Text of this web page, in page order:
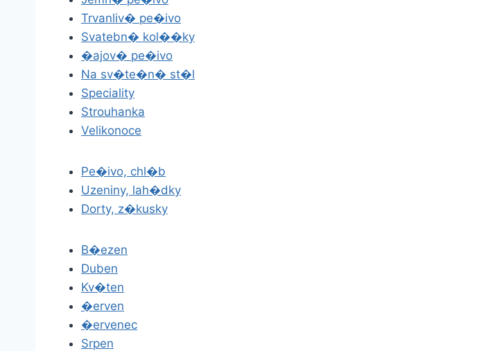
Trvanliv� pe�ivo
Svatebn� kol��ky
�ajov� pe�ivo
Na sv�te�n� st�l
Speciality
Strouhanka
Velikonoce
Pe�ivo, chl�b
Uzeniny, lah�dky
Dorty, z�kusky
B�ezen
Duben
Kv�ten
�erven
�ervenec
Srpen